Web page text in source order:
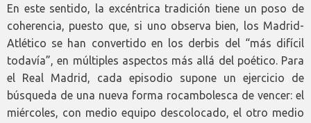
En este sentido, la excéntrica tradición tiene un poso de
coherencia, puesto que, si uno observa bien, los Madrid-
Atlético se han convertido en los derbis del “más difícil
todavía”, en múltiples aspectos más allá del poético. Para
el Real Madrid, cada episodio supone un ejercicio de
búsqueda de una nueva forma rocambolesca de vencer: el
miércoles, con medio equipo descolocado, el otro medio